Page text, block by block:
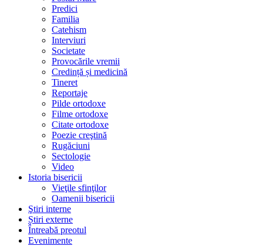
Predici
Familia
Catehism
Interviuri
Societate
Provocările vremii
Credință și medicină
Tineret
Reportaje
Pilde ortodoxe
Filme ortodoxe
Citate ortodoxe
Poezie creştină
Rugăciuni
Sectologie
Video
Istoria bisericii
Vieţile sfinţilor
Oamenii bisericii
Ştiri interne
Știri externe
Întreabă preotul
Evenimente